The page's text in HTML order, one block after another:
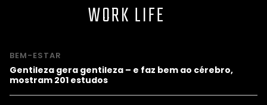
WORK LIFE
BEM-ESTAR
Gentileza gera gentileza – e faz bem ao cérebro,
mostram 201 estudos